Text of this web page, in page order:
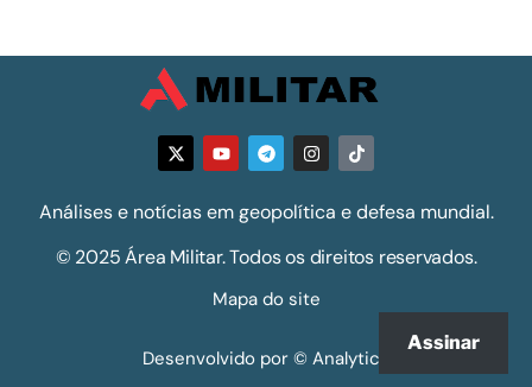
Análises e notícias em geopolítica e defesa mundial.
© 2025 Área Militar. Todos os direitos reservados.
Mapa do site
Desenvolvido por © Analytics
Assinar